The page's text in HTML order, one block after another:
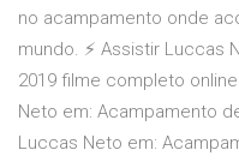
no acampamento onde
mundo. ⚡ Assistir Luccas
2019 filme completo
Neto em: Acampamento
Luccas Neto em: